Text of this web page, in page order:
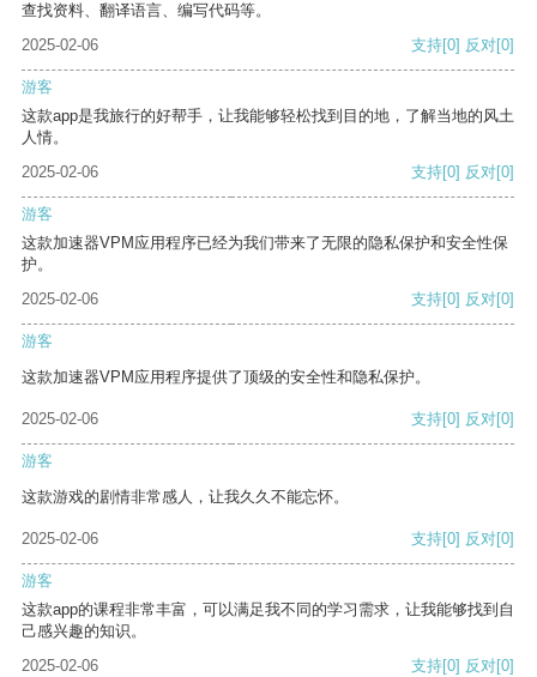
查找资料、翻译语言、编写代码等。
2025-02-06
支持[0] 反对[0]
游客
这款app是我旅行的好帮手，让我能够轻松找到目的地，了解当地的风土
人情。
2025-02-06
支持[0] 反对[0]
游客
这款加速器VPM应用程序已经为我们带来了无限的隐私保护和安全性保
护。
2025-02-06
支持[0] 反对[0]
游客
这款加速器VPM应用程序提供了顶级的安全性和隐私保护。
2025-02-06 支持[0] 反对[0]
游客
这款游戏的剧情非常感人，让我久久不能忘怀。
2025-02-06 支持[0] 反对[0]
游客
这款app的课程非常丰富，可以满足我不同的学习需求，让我能够找到自
己感兴趣的知识。
2025-02-06
支持[0] 反对[0]